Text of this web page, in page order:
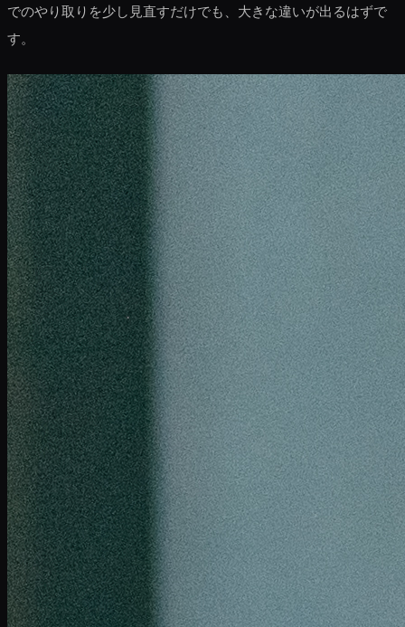
でのやり取りを少し見直すだけでも、大きな違いが出るはずで
す。